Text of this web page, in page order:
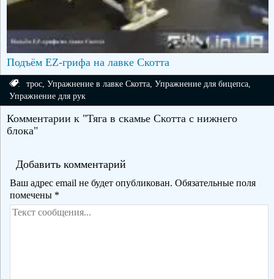
Подъём EZ-грифа на лавке Скотта
: трос Упражнение в лавке Скотта Упражнение для бицепса
Упражнение для рук
Комментарии к "Тяга в скамье Скотта с нижнего
блока"
Добавить комментарий
Ваш адрес email не будет опубликован. Обязательные поля
помечены *